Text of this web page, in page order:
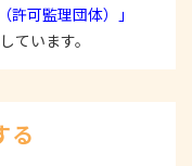
対応について
場合には、適切
は提供の停止等
なく応じます。
許可監理団体）」
ています。
る